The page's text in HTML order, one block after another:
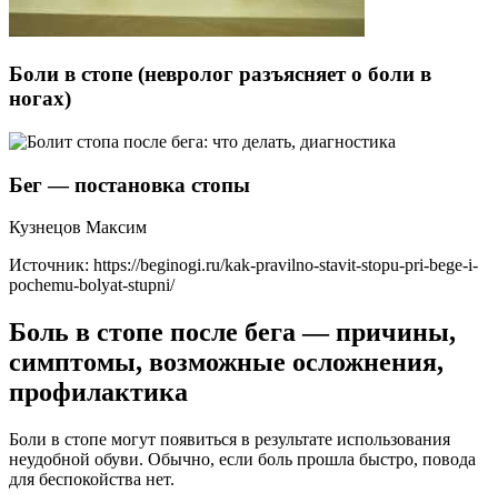
Боли в стопе (невролог разъясняет о боли в
ногах)
Бег — постановка стопы
Кузнецов Максим
Источник: https://beginogi.ru/kak-pravilno-stavit-stopu-pri-bege-i-
pochemu-bolyat-stupni/
Боль в стопе после бега — причины,
симптомы, возможные осложнения,
профилактика
Боли в стопе могут появиться в результате использования
неудобной обуви. Обычно, если боль прошла быстро, повода
для беспокойства нет.